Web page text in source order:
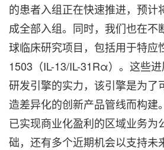
的患者入组正在快速推进，预计
成全部入组。同时，我们也在不
球临床研究项目，包括用于特应
1503（IL-13/IL-31Rα）。这些
研发引擎的实力，该引擎是为了
造差异化的创新产品管线而构建
已实现商业化盈利的区域业务为
础，还有多个近期机会以支持未